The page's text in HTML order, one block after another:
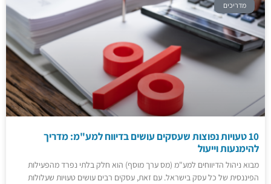
מדריכים
10 טעויות נפוצות שעסקים עושים בדיווח למע"מ: מדריך
להימנעות וייעול
מבוא ניהול הדיווחים למע"מ (מס ערך מוסף) הוא חלק בלתי נפרד מהפעילות
הפיננסית של כל עסק בישראל. עם זאת, עסקים רבים עושים טעויות שעלולות